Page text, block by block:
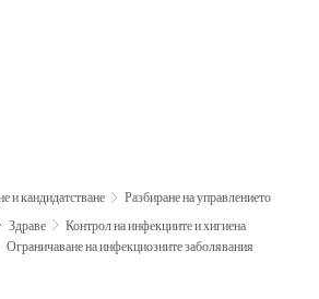
и кандидатстване
Разбиране на управлението
Здраве
Контрол на инфекциите и хигиена
Ограничаване на инфекциозните заболявания